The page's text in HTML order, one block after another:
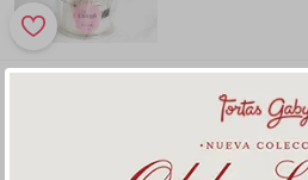
CHIQUI
VAINILLA
2 unidades
S/ 31.90